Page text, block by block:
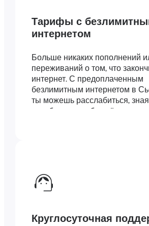
Тарифы с
интернетом
Больше никаких пополнений
переживаний о том, что
интернет. С предоплаченным
безлимитным интернетом в
ты можешь расслабиться,
позаботились обо всём.
Круглосуточная